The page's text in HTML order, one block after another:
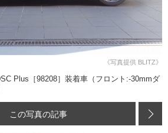
《写真提供 BLITZ》
Plus［98208］装着車（フロント:-30mmダ
この写真の記事